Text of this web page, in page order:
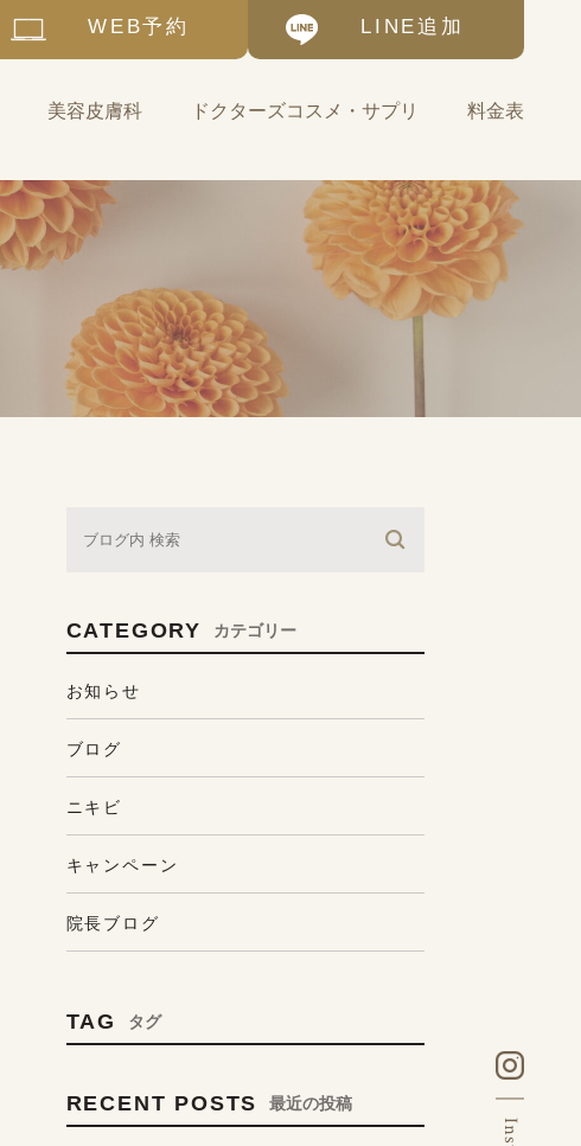
WEB予約 LINE追加
美容皮膚科 ドクターズコスメ・サプリ
基礎化粧品
ゼオスキンヘルス-自宅
で始める美肌治療
サプリメント・その他
料金表
CATEGORY カテゴリー
お知らせ
ブログ
キャンペーン
ニキビ
院長ブログ
TAG タグ
RECENT POSTS 最近の投稿